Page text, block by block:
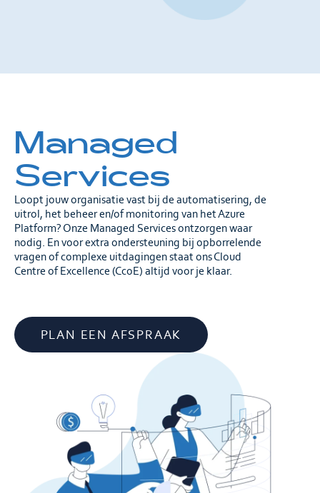
Managed
Services
Loopt jouw organisatie vast bij de automatisering, de
uitrol, het beheer en/of monitoring van het Azure
Platform? Onze Managed Services ontzorgen waar
nodig. En voor extra ondersteuning bij opborrelende
vragen of complexe uitdagingen staat ons Cloud
Centre of Excellence (CcoE) altijd voor je klaar.
PLAN EEN AFSPRAAK